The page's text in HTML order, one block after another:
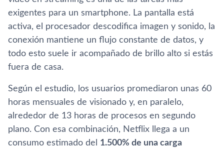
exigentes para un smartphone. La pantalla está
activa, el procesador descodifica imagen y sonido, la
conexión mantiene un flujo constante de datos, y
todo esto suele ir acompañado de brillo alto si estás
fuera de casa.
Según el estudio, los usuarios promediaron unas 60
horas mensuales de visionado y, en paralelo,
alrededor de 13 horas de procesos en segundo
plano. Con esa combinación, Netflix llega a un
consumo estimado del 1.500% de una carga